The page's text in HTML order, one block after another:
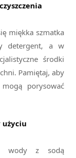
miękka szmatka
detergent, a w
środki
Pamiętaj, aby
porysować
użyciu
wody z sodą